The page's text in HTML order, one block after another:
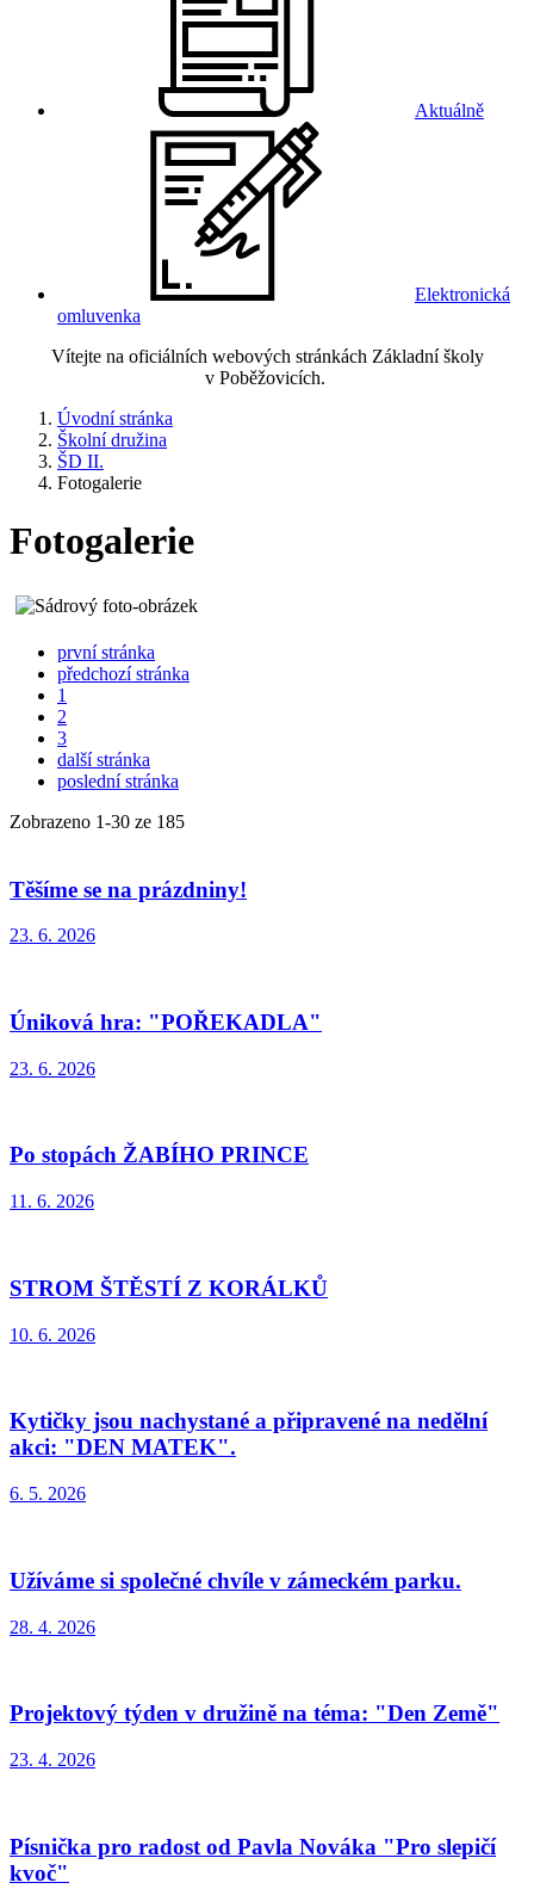
Aktuálně
Elektronická
omluvenka
Vítejte na oficiálních webových stránkách Základní školy
v Poběžovicích.
Úvodní stránka
Školní družina
ŠD II.
Fotogalerie
Fotogalerie
první stránka
předchozí stránka
1
2
3
další stránka
poslední stránka
Zobrazeno 1-30 ze 185
Těšíme se na prázdniny!
23. 6. 2026
Úniková hra: "POŘEKADLA"
23. 6. 2026
Po stopách ŽABÍHO PRINCE
11. 6. 2026
STROM ŠTĚSTÍ Z KORÁLKŮ
10. 6. 2026
Kytičky jsou nachystané a připravené na nedělní
akci: "DEN MATEK".
6. 5. 2026
Užíváme si společné chvíle v zámeckém parku.
28. 4. 2026
Projektový týden v družině na téma: "Den Země"
23. 4. 2026
Písnička pro radost od Pavla Nováka "Pro slepičí
kvoč"